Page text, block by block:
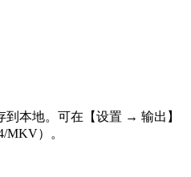
到本地。可在【设置 → 输出】
MKV）。